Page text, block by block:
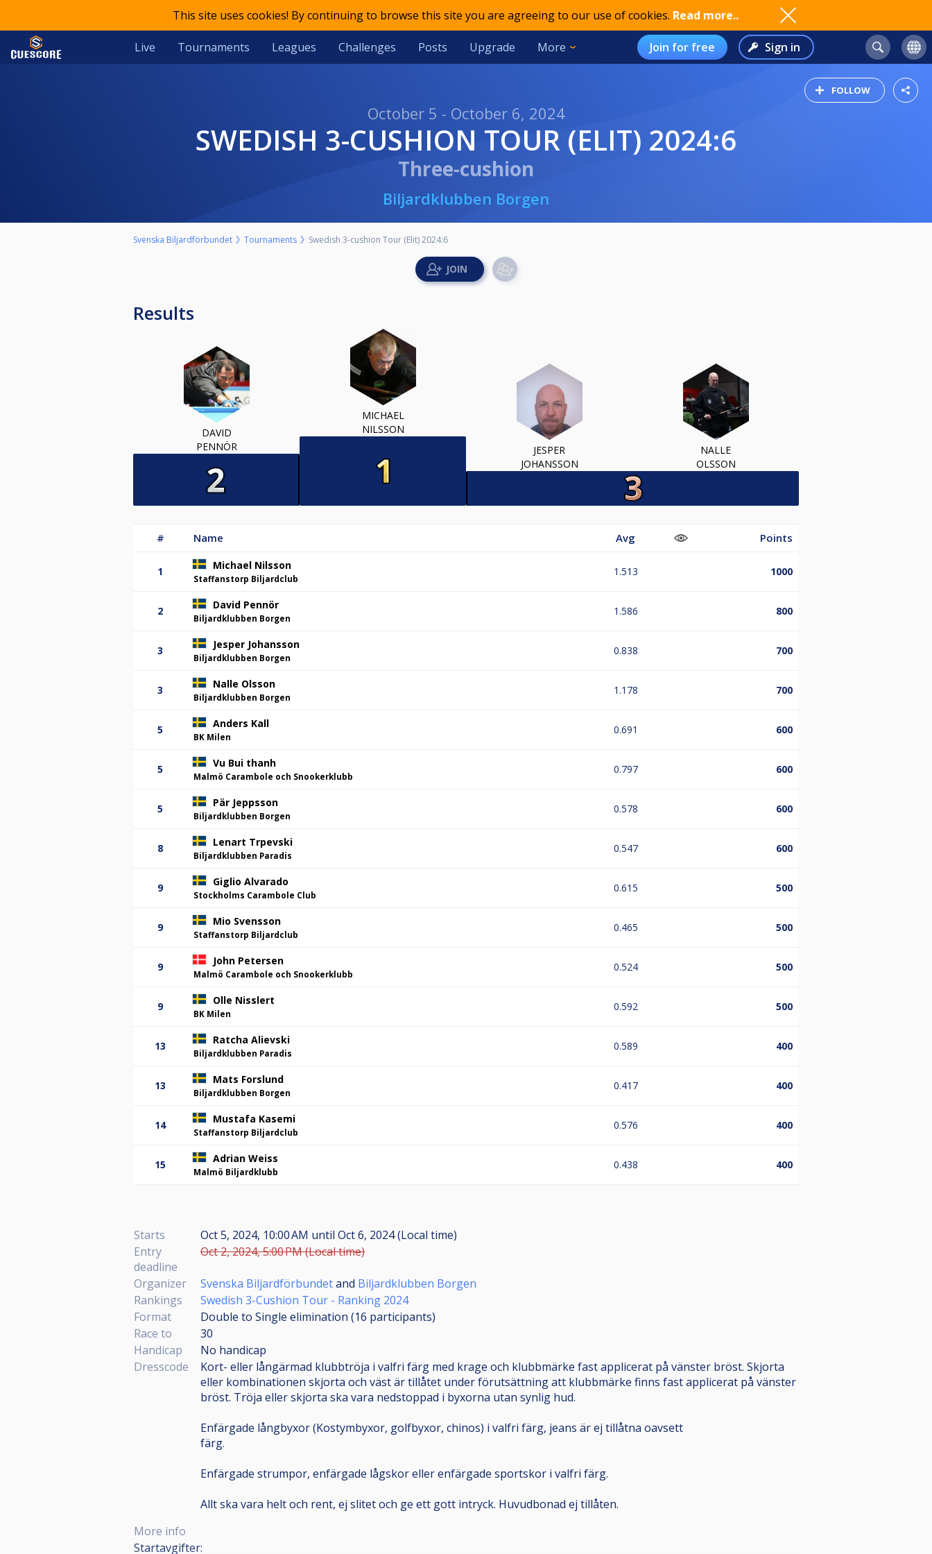
This site uses cookies! By continuing to browse this site you are agreeing to our use of cookies. Read more..
Live Tournaments Leagues Challenges Posts Upgrade More Join for free Sign in
FOLLOW
October 5 - October 6, 2024
SWEDISH 3-CUSHION TOUR (ELIT) 2024:6
Three-cushion
Biljardklubben Borgen
Svenska Biljardförbundet Tournaments Swedish 3-cushion Tour (Elit) 2024:6
Results
DAVID
PENNÖR
MICHAEL
NILSSON
JESPER
JOHANSSON
NALLE
OLSSON
# Name Avg Points
1 Michael Nilsson
Staffanstorp Biljardclub
1.513 1000
2 David Pennör
Biljardklubben Borgen
1.586 800
3 Jesper Johansson
Biljardklubben Borgen
0.838 700
3 Nalle Olsson
Biljardklubben Borgen
1.178 700
5 Anders Kall
BK Milen
0.691 600
5 Vu Bui thanh
Malmö Carambole och Snookerklubb
0.797 600
5 Pär Jeppsson
Biljardklubben Borgen
0.578 600
8 Lenart Trpevski
Biljardklubben Paradis
0.547 600
9 Giglio Alvarado
Stockholms Carambole Club
0.615 500
9 Mio Svensson
Staffanstorp Biljardclub
0.465 500
9 John Petersen
Malmö Carambole och Snookerklubb
0.524 500
9 Olle Nisslert
BK Milen
0.592 500
13 Ratcha Alievski
Biljardklubben Paradis
0.589 400
13 Mats Forslund
Biljardklubben Borgen
0.417 400
14 Mustafa Kasemi
Staffanstorp Biljardclub
0.576 400
15 Adrian Weiss
Malmö Biljardklubb
0.438 400
Starts Oct 5, 2024, 10:00 AM until Oct 6, 2024 (Local time)
Entry
deadline
Oct 2, 2024, 5:00 PM (Local time)
Organizer Svenska Biljardförbundetand Biljardklubben Borgen
Rankings
Swedish 3-Cushion Tour - Ranking 2024
Format
Double to Single elimination (16 participants)
Race to
30
Handicap
No handicap
Dresscode
Kort- eller långärmad klubbtröja i valfri färg med krage och klubbmärke fast applicerat på vänster bröst. Skjorta
eller kombinationen skjorta och väst är tillåtet under förutsättning att klubbmärke finns fast applicerat på vänster
bröst. Tröja eller skjorta ska vara nedstoppad i byxorna utan synlig hud.
Enfärgade långbyxor (Kostymbyxor, golfbyxor, chinos) i valfri färg, jeans är ej tillåtna oavsett
färg.
Enfärgade strumpor, enfärgade lågskor eller enfärgade sportskor i valfri färg.
Allt ska vara helt och rent, ej slitet och ge ett gott intryck. Huvudbonad ej tillåten.
More info
Startavgifter: